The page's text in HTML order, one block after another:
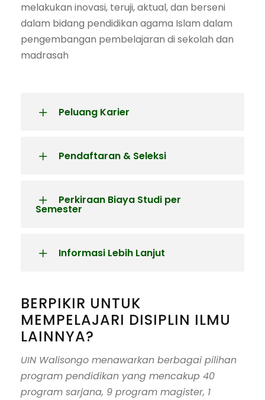
melakukan inovasi, teruji, aktual, dan berseni
dalam bidang pendidikan agama Islam dalam
pengembangan pembelajaran di sekolah dan
madrasah
Peluang Karier
Pendaftaran & Seleksi
Perkiraan Biaya Studi per
Semester
Informasi Lebih Lanjut
BERPIKIR UNTUK
MEMPELAJARI DISIPLIN ILMU
LAINNYA?
UIN Walisongo menawarkan berbagai pilihan
program pendidikan yang mencakup 40
program sarjana, 9 program magister, 1